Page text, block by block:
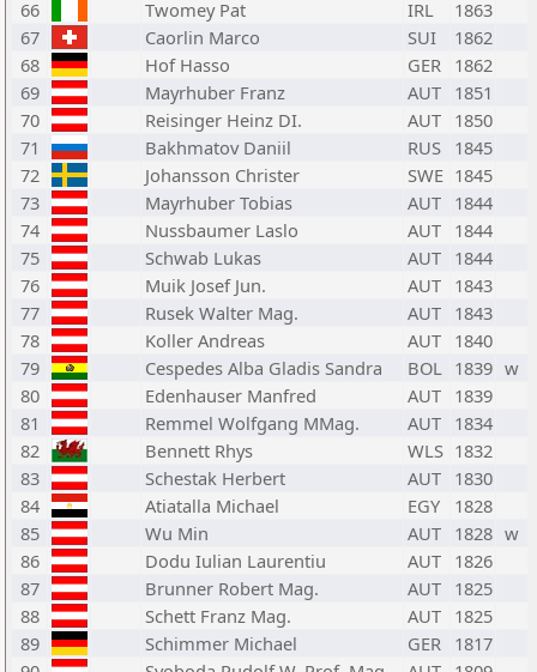
66
Twomey Pat IRL
1863
67
Caorlin Marco SUI
1862
68
Hof Hasso GER 1862
69
Mayrhuber Franz AUT 1851
70
Reisinger Heinz DI. AUT 1850
71
Bakhmatov Daniil RUS 1845
72
Johansson Christer SWE 1845
73
Mayrhuber Tobias AUT 1844
74
Nussbaumer Laslo AUT 1844
75
Schwab Lukas AUT 1844
76
Muik Josef Jun. AUT 1843
77
Rusek Walter Mag. AUT 1843
78
Koller Andreas AUT 1840
79
Cespedes Alba Gladis Sandra BOL 1839 w
80
Edenhauser Manfred AUT 1839
81
Remmel Wolfgang MMag. AUT 1834
82
Bennett Rhys WLS 1832
83
Schestak Herbert AUT 1830
84
Atiatalla Michael EGY
1828
85
Wu Min AUT 1828 w
86
Dodu Iulian Laurentiu AUT 1826
87
Brunner Robert Mag. AUT 1825
88
Schett Franz Mag. AUT 1825
89
Schimmer Michael GER 1817